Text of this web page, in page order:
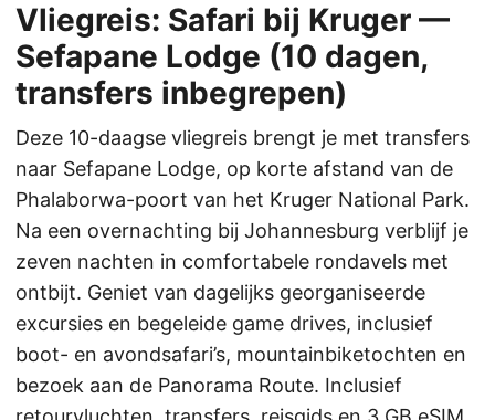
Vliegreis: Safari bij Kruger —
Sefapane Lodge (10 dagen,
transfers inbegrepen)
Deze 10-daagse vliegreis brengt je met transfers
naar Sefapane Lodge, op korte afstand van de
Phalaborwa-poort van het Kruger National Park.
Na een overnachting bij Johannesburg verblijf je
zeven nachten in comfortabele rondavels met
ontbijt. Geniet van dagelijks georganiseerde
excursies en begeleide game drives, inclusief
boot- en avondsafari’s, mountainbiketochten en
bezoek aan de Panorama Route. Inclusief